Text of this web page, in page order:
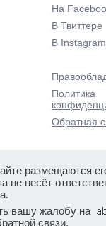
На
В Твиттере
В Instagram
Политика
Обратная
размещаются
не несёт
вашу жалобу на
связи.